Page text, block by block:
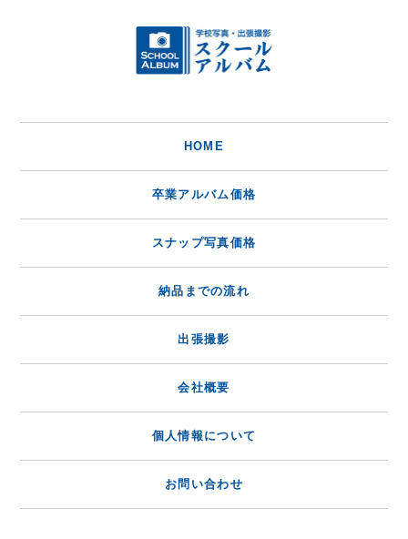
HOME
卒業アルバム価格
スナップ写真価格
納品までの流れ
出張撮影
会社概要
個人情報について
お問い合わせ